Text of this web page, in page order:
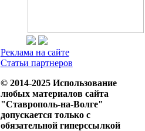
Реклама на сайте
Статьи партнеров
© 2014-2025 Использование
любых материалов сайта
"Ставрополь-на-Волге"
допускается только с
обязательной гиперссылкой